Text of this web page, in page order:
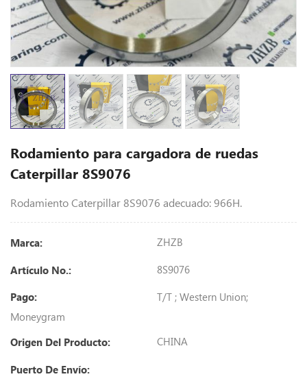
Rodamiento para cargadora de ruedas
Caterpillar 8S9076
Rodamiento Caterpillar 8S9076 adecuado: 966H.
Marca: ZHZB
Artículo No.: 8S9076
Pago:
T/T ; Western Union;
Moneygram
Origen Del Producto:
CHINA
Puerto De Envío: